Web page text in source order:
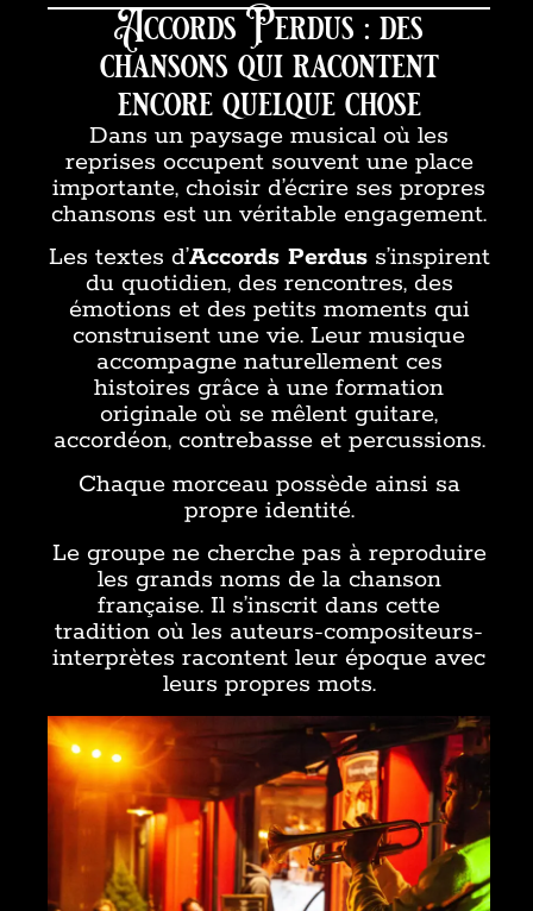
Accords Perdus : des
chansons qui racontent
encore quelque chose
Dans un paysage musical où les
reprises occupent souvent une place
importante, choisir d’écrire ses propres
chansons est un véritable engagement.
Les textes d’Accords Perduss’inspirent
du quotidien, des rencontres, des
émotions et des petits moments qui
construisent une vie. Leur musique
accompagne naturellement ces
histoires grâce à une formation
originale où se mêlent guitare,
accordéon, contrebasse et percussions.
Chaque morceau possède ainsi sa
propre identité.
Le groupe ne cherche pas à reproduire
les grands noms de la chanson
française. Il s’inscrit dans cette
tradition où les auteurs-compositeurs-
interprètes racontent leur époque avec
leurs propres mots.